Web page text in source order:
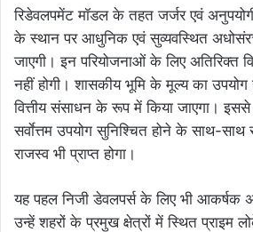
रिडेवलपमेंट मॉडल के तहत जर्जर एवं
के स्थान पर आधुनिक एवं सुव्यवस्थित
जाएगी। इन परियोजनाओं के लिए अतिरिक्त
नहीं होगी। शासकीय भूमि के मूल्य का
वित्तीय संसाधन के रूप में किया जाएगा।
सर्वाेत्तम उपयोग सुनिश्चित होने के साथ-साथ
राजस्व भी प्राप्त होगा।
यह पहल निजी डेवलपर्स के लिए भी आकर्षक
उन्हें शहरों के प्रमुख क्षेत्रों में स्थित प्राइम